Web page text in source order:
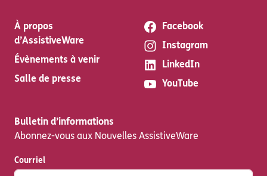
À propos
d’AssistiveWare
Évènements à venir
Salle de presse
Facebook
Instagram
LinkedIn
YouTube
Bulletin d’informations
Abonnez-vous aux Nouvelles AssistiveWare
Courriel